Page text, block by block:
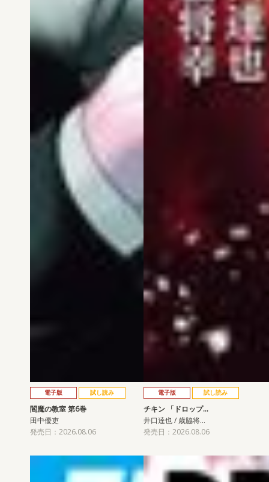
電子版 試し読み
閻魔の教室 第6巻
田中優吏
発売日：2026.08.06
電子版 試し読み
チキン 「ドロップ…
井口達也 / 歳脇将…
発売日：2026.08.06